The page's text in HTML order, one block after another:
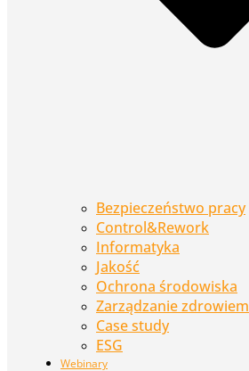
Bezpieczeństwo pracy
Control&Rework
Informatyka
Jakość
Ochrona środowiska
Zarządzanie zdrowiem
Case study
ESG
Webinary